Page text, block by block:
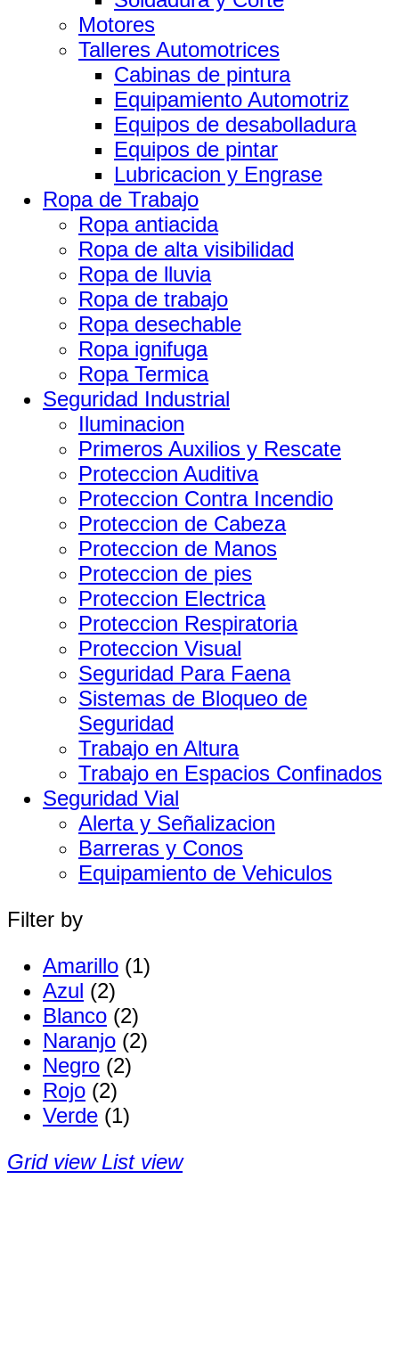
Motores
Talleres Automotrices
Cabinas de pintura
Equipamiento Automotriz
Equipos de desabolladura
Equipos de pintar
Lubricacion y Engrase
Ropa de Trabajo
Ropa antiacida
Ropa de alta visibilidad
Ropa de lluvia
Ropa de trabajo
Ropa desechable
Ropa ignifuga
Ropa Termica
Seguridad Industrial
Iluminacion
Primeros Auxilios y Rescate
Proteccion Auditiva
Proteccion Contra Incendio
Proteccion de Cabeza
Proteccion de Manos
Proteccion de pies
Proteccion Electrica
Proteccion Respiratoria
Proteccion Visual
Seguridad Para Faena
Sistemas de Bloqueo de
Seguridad
Trabajo en Altura
Trabajo en Espacios Confinados
Seguridad Vial
Alerta y Señalizacion
Barreras y Conos
Equipamiento de Vehiculos
Filter by
Amarillo (1)
Azul (2)
Blanco (2)
Naranjo (2)
Negro (2)
Rojo (2)
Verde (1)
Grid view List view